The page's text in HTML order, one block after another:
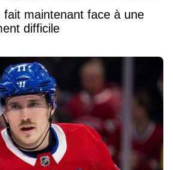
fait maintenant face à une
difficile